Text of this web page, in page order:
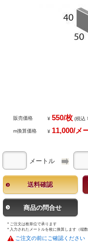
販売価格 ¥550/枚 (税込
m換算価格 ¥ 11,000/メ
メートル
送料確認
商品の問合せ
* ご注文は枚単位で承ります
* 入力されたメートルを枚に換算します（端数
ご注文の前にご確認ください